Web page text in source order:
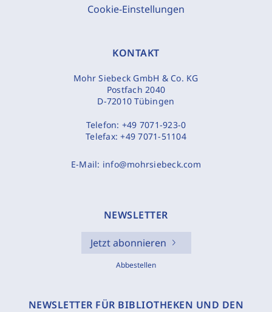
Cookie-Einstellungen
KONTAKT
Mohr Siebeck GmbH & Co. KG
Postfach 2040
D-72010 Tübingen
Telefon: +49 7071-923-0
Telefax:+49 7071-51104
E-Mail: info@mohrsiebeck.com
NEWSLETTER
Jetzt abonnieren
Abbestellen
NEWSLETTER FÜR BIBLIOTHEKEN UND DEN